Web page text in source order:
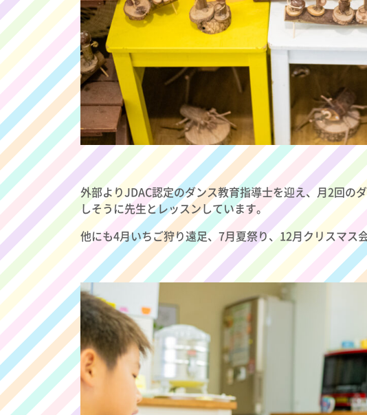
外部よりJDAC認定のダンス教育指導士を迎え、月2回の
しそうに先生とレッスンしています。
他にも4月いちご狩り遠足、7月夏祭り、12月クリスマス